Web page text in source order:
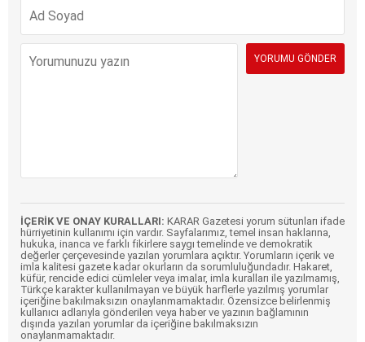
İÇERİK VE ONAY KURALLARI: KARAR Gazetesi yorum sütunları ifade
hürriyetinin kullanımı için vardır. Sayfalarımız, temel insan haklarına,
hukuka, inanca ve farklı fikirlere saygı temelinde ve demokratik
değerler çerçevesinde yazılan yorumlara açıktır. Yorumların içerik ve
imla kalitesi gazete kadar okurların da sorumluluğundadır. Hakaret,
küfür, rencide edici cümleler veya imalar, imla kuralları ile yazılmamış,
Türkçe karakter kullanılmayan ve büyük harflerle yazılmış yorumlar
içeriğine bakılmaksızın onaylanmamaktadır. Özensizce belirlenmiş
kullanıcı adlarıyla gönderilen veya haber ve yazının bağlamının
dışında yazılan yorumlar da içeriğine bakılmaksızın
onaylanmamaktadır.